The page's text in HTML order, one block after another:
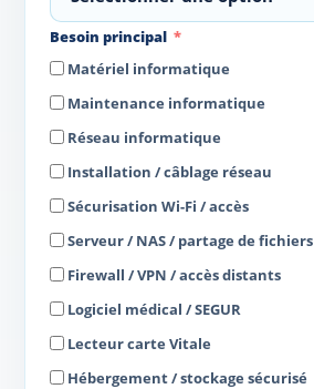
Besoin principal
Matériel informatique
Maintenance informatique
Réseau informatique
Installation / câblage réseau
Sécurisation Wi-Fi / accès
Serveur / NAS / partage de fichiers
Firewall / VPN / accès distants
Logiciel médical / SEGUR
Lecteur carte Vitale
Hébergement / stockage sécurisé